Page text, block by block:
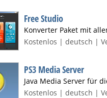
Free Studio
Konverter Paket mit
Kostenlos | deutsch |
PS3 Media Server
Java Media Server für
Kostenlos | deutsch |